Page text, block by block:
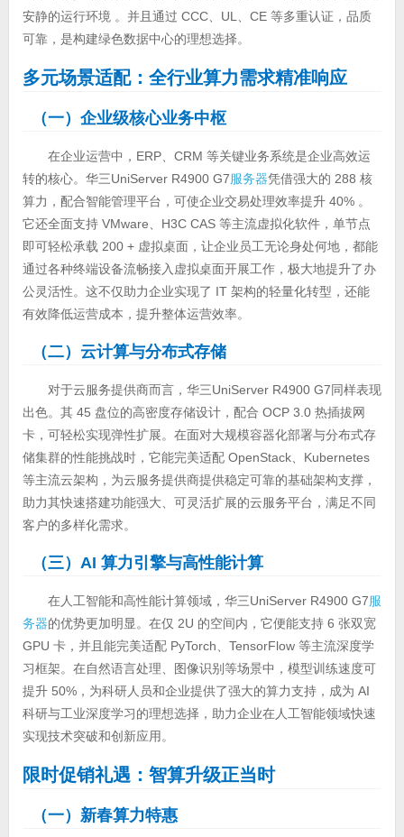
安静的运行环境 。并且通过 CCC、UL、CE 等多重认证，品质
可靠，是构建绿色数据中心的理想选择。
多元场景适配：全行业算力需求精准响应
（一）企业级核心业务中枢
在企业运营中，ERP、CRM 等关键业务系统是企业高效运
转的核心。华三UniServer R4900 G7服务器凭借强大的 288 核
算力，配合智能管理平台，可使企业交易处理效率提升 40% 。
它还全面支持 VMware、H3C CAS 等主流虚拟化软件，单节点
即可轻松承载 200 + 虚拟桌面，让企业员工无论身处何地，都能
通过各种终端设备流畅接入虚拟桌面开展工作，极大地提升了办
公灵活性。这不仅助力企业实现了 IT 架构的轻量化转型，还能
有效降低运营成本，提升整体运营效率。
（二）云计算与分布式存储
对于云服务提供商而言，华三UniServer R4900 G7同样表现
出色。其 45 盘位的高密度存储设计，配合 OCP 3.0 热插拔网
卡，可轻松实现弹性扩展。在面对大规模容器化部署与分布式存
储集群的性能挑战时，它能完美适配 OpenStack、Kubernetes
等主流云架构，为云服务提供商提供稳定可靠的基础架构支撑，
助力其快速搭建功能强大、可灵活扩展的云服务平台，满足不同
客户的多样化需求。
（三）AI 算力引擎与高性能计算
在人工智能和高性能计算领域，华三UniServer R4900 G7服
务器的优势更加明显。在仅 2U 的空间内，它便能支持 6 张双宽
GPU 卡，并且能完美适配 PyTorch、TensorFlow 等主流深度学
习框架。在自然语言处理、图像识别等场景中，模型训练速度可
提升 50%，为科研人员和企业提供了强大的算力支持，成为 AI
科研与工业深度学习的理想选择，助力企业在人工智能领域快速
实现技术突破和创新应用。
限时促销礼遇：智算升级正当时
（一）新春算力特惠